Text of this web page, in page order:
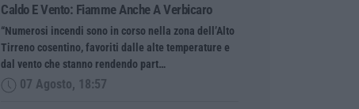
Caldo E Vento: Fiamme Anche A Verbicaro
“Numerosi incendi sono in corso nella zona dell’Alto
Tirreno cosentino, favoriti dalle alte temperature e
dal vento che stanno rendendo part…
07 Agosto, 18:57